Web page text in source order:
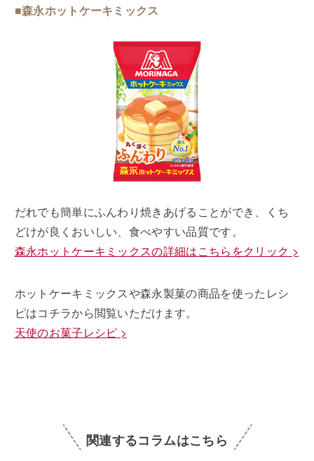
■森永ホットケーキミックス
だれでも簡単にふんわり焼きあげることができ、くち
どけが良くおいしい、食べやすい品質です。
森永ホットケーキミックスの詳細はこちらをクリック >
ホットケーキミックスや森永製菓の商品を使ったレシ
ピはコチラから閲覧いただけます。
天使のお菓子レシピ >
関連するコラムはこちら